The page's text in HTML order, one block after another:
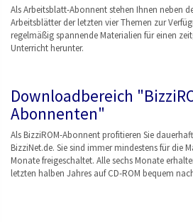
Als Arbeitsblatt-Abonnent stehen Ihnen neben
Arbeitsblätter der letzten vier Themen zur
regelmäßig spannende Materialien für einen
Unterricht herunter.
Downloadbereich
Abonnenten"
Als BizziROM-Abonnent profitieren Sie
BizziNet.de. Sie sind immer mindestens für die
Monate freigeschaltet. Alle sechs Monate
letzten halben Jahres auf CD-ROM bequem